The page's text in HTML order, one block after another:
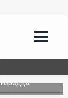
томаты